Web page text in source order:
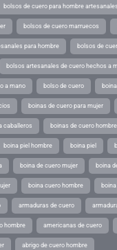
bolsos de cuero para hombre artesanales
bolsos de cuero marruecos
para hombre bolsos de
bolsos artesanales de cuero hechos a
a mano bolso de cuero
boinas de cuero para mujer
caballeros boinas de cuero hombre
boina piel hombre boina piel
boina de cuero mujer boina
boina cuero hombre
armaduras de cuero
hombre americanas de cuero
abrigo de cuero hombre